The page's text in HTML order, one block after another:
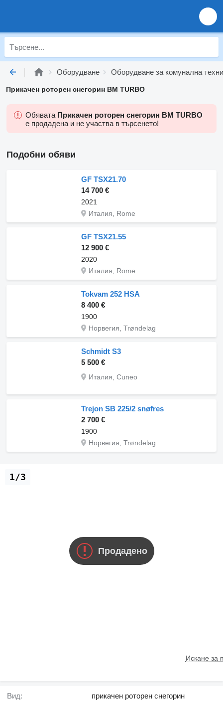
Оборудване Оборудване за комунална
Прикачен роторен снегорин BM TURBO
Обявата Прикачен роторен снегорин BM TURBO
е продадена и не участва в търсенето!
Подобни обяви
GF TSX21.70
14 700 €
2021
Италия, Rome
GF TSX21.55
12 900 €
2020
Италия, Rome
Tokvam 252 HSA
8 400 €
1900
Норвегия, Trøndelag
Schmidt S3
5 500 €
Италия, Cuneo
Trejon SB 225/2 snøfres
2 700 €
1900
Норвегия, Trøndelag
Продадено
Искане за
1/3
Вид: прикачен роторен снегорин